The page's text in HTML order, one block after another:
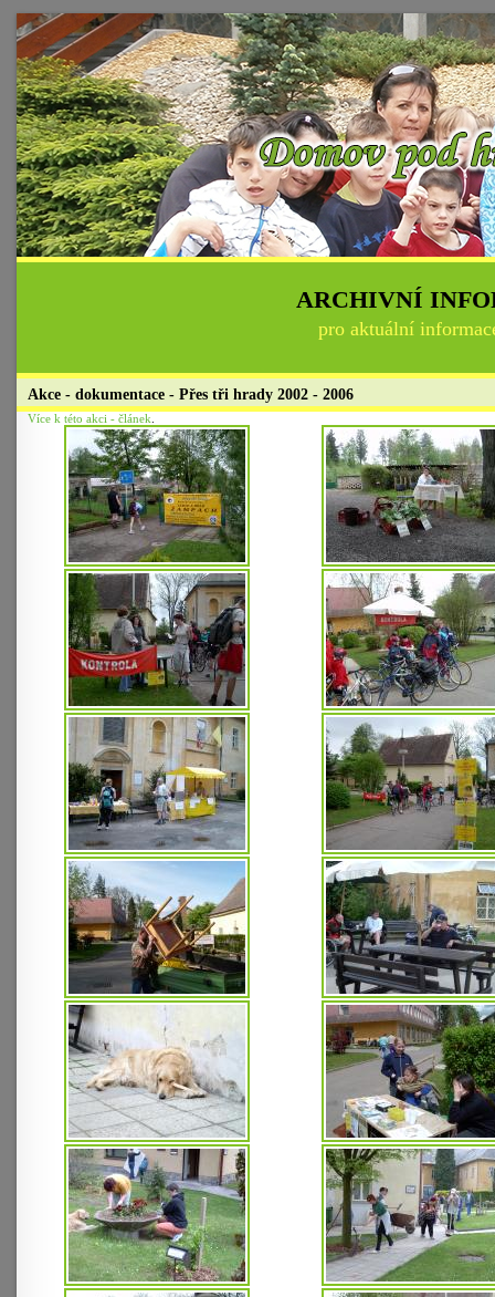
ARCHIVNÍ
pro aktuální
Akce - dokumentace - Přes tři hrady 2002 - 2006
Více k této akci - článek